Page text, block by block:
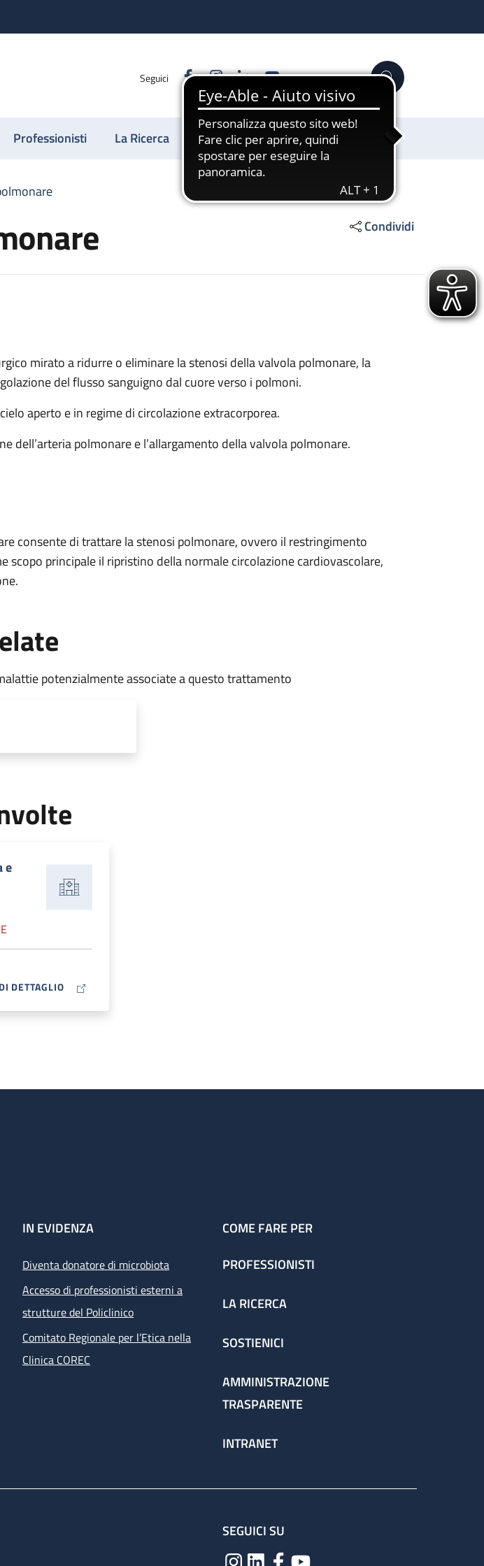
Seguici FacebookInstagram
LinkedinYouTube Cerca
Professionisti La Ricerca Sostienici
Condividi
mirato a ridurre o eliminare la stenosi della valvola polmonare, la
del flusso sanguigno dal cuore verso i polmoni.
aperto e in regime di circolazione extracorporea.
dell’arteria polmonare e l’allargamento della valvola polmonare.
consente di trattare la stenosi polmonare, ovvero il restringimento
scopo principale il ripristino della normale circolazione cardiovascolare,
potenzialmente associate a questo trattamento
e
DETTAGLIOMAP ICON
IN EVIDENZA
Diventa donatore di microbiota
Accesso di professionisti esterni a
strutture del Policlinico
Comitato Regionale per l’Etica nella
Clinica COREC
COME FARE PER
PROFESSIONISTI
LA RICERCA
SOSTIENICI
AMMINISTRAZIONE
TRASPARENTE
INTRANET
SEGUICI SU